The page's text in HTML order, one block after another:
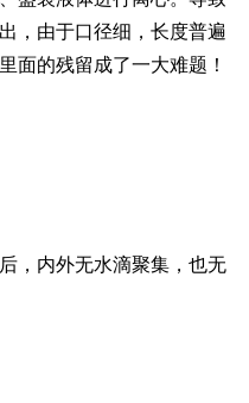
，由于口径细，长度普遍
面的残留成了一大难题！
，内外无水滴聚集，也无